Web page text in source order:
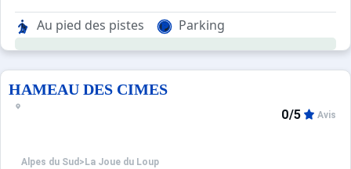
Au pied des pistes Parking
HAMEAU DES CIMES
Alpes du Sud > La Joue du Loup
0/5 Avis